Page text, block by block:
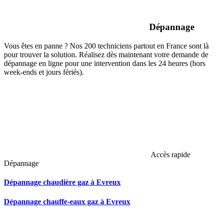
Dépannage
Vous êtes en panne ? Nos 200 techniciens partout en France sont là
pour trouver la solution. Réalisez dès maintenant votre demande de
dépannage en ligne pour une intervention dans les 24 heures (hors
week-ends et jours fériés).
Accès rapide
Dépannage
Dépannage chaudière gaz à Evreux
Dépannage chauffe-eaux gaz à Evreux